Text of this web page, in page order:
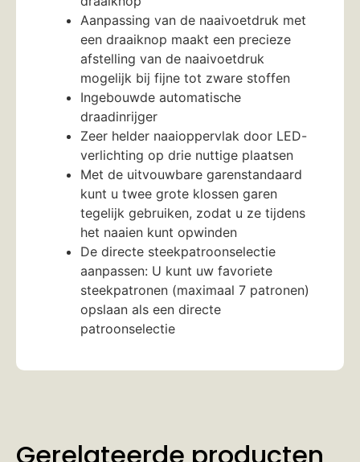
Aanpassing van de naaivoetdruk met
een draaiknop maakt een precieze
afstelling van de naaivoetdruk
mogelijk bij fijne tot zware stoffen
Ingebouwde automatische
draadinrijger
Zeer helder naaioppervlak door LED-
verlichting op drie nuttige plaatsen
Met de uitvouwbare garenstandaard
kunt u twee grote klossen garen
tegelijk gebruiken, zodat u ze tijdens
het naaien kunt opwinden
De directe steekpatroonselectie
aanpassen: U kunt uw favoriete
steekpatronen (maximaal 7 patronen)
opslaan als een directe
patroonselectie